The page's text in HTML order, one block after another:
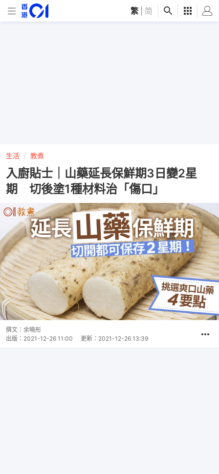
繁 简
生活 教煮
入廚貼士｜山藥延長保鮮期3日變2星
期 切後塗1種材料治「傷口」
撰文： 余曉彤
出版： 2021-12-26 11:00 更新： 2021-12-26 13:39